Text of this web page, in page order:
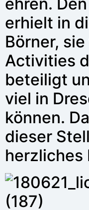
erhielt in
Börner,
Activities
beteiligt
viel in
können.
dieser
herzliches